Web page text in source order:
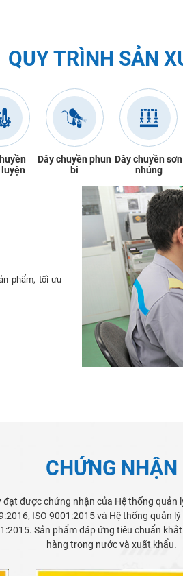
QUY TRÌNH SẢN
Dây chuyền phun
bi
Dây chuyền sơn
nhúng
phẩm, tối ưu
CHỨNG NHẬN
đạt được chứng nhận của Hệ thống quản
ISO 9001:2015 và Hệ thống quản
Sản phẩm đáp ứng tiêu chuẩn
hàng trong nước và xuất khẩu.